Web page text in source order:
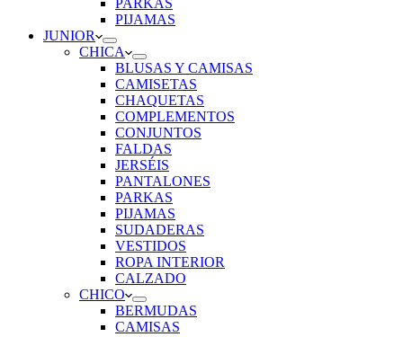
PARKAS
PIJAMAS
JUNIOR
CHICA
BLUSAS Y CAMISAS
CAMISETAS
CHAQUETAS
COMPLEMENTOS
CONJUNTOS
FALDAS
JERSÉIS
PANTALONES
PARKAS
PIJAMAS
SUDADERAS
VESTIDOS
ROPA INTERIOR
CALZADO
CHICO
BERMUDAS
CAMISAS